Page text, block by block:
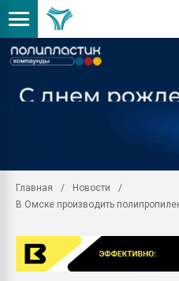
Главная
Новости
В Омске производить